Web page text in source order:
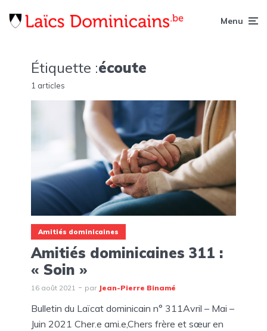
Menu
Étiquette :écoute
1 articles
Amitiés dominicaines
Amitiés dominicaines 311 :
« Soin »
16 août 2021 par Jean-Pierre Binamé
Bulletin du Laïcat dominicain n° 311Avril – Mai –
Juin 2021 Cher.e ami.e,Chers frère et sœur en